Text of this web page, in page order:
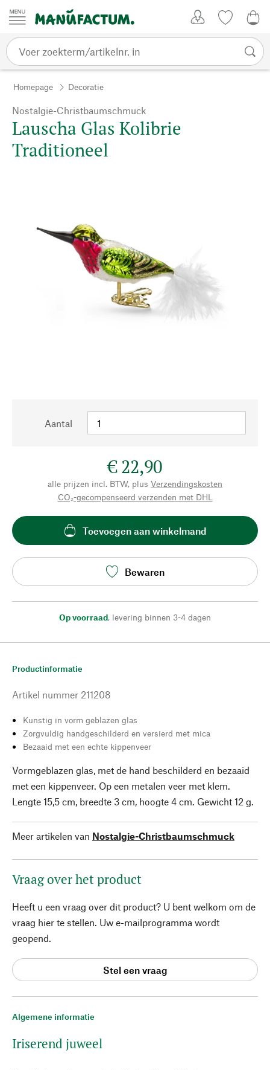
Passer au contenu
Homepage Decoratie
Nostalgie-Christbaumschmuck
Lauscha Glas Kolibrie
Traditioneel
Aantal
€ 22,90
alle prijzen incl. BTW, plus Verzendingskosten
CO₂-gecompenseerd verzenden met DHL
Toevoegen aan winkelmand
Bewaren
Op voorraad, levering binnen 3-4 dagen
Algemene informatie
Iriserend juweel
Productinformatie
Artikel nummer 211208
Kunstig in vorm geblazen glas
Zorgvuldig handgeschilderd en versierd met mica
Bezaaid met een echte kippenveer
Vormgeblazen glas, met de hand beschilderd en bezaaid
met een kippenveer. Op een metalen veer met klem.
Lengte 15,5 cm, breedte 3 cm, hoogte 4 cm. Gewicht 12 g.
Meer artikelen van Nostalgie-Christbaumschmuck
Vraag over het product
Heeft u een vraag over dit product? U bent welkom om de
vraag hier te stellen. Uw e-mailprogramma wordt
geopend.
Stel een vraag